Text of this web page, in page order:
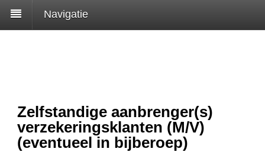
Navigatie
Zelfstandige aanbrenger(s)
verzekeringsklanten (M/V)
(eventueel in bijberoep)